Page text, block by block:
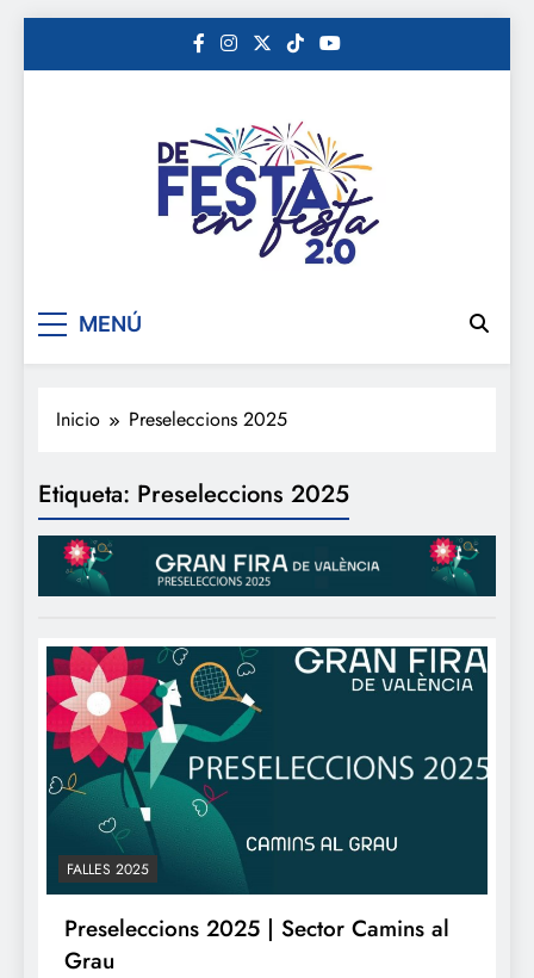
De festa en festa 2.0
MENÚ
Inicio Preseleccions 2025
Etiqueta: Preseleccions 2025
FALLES 2025
Preseleccions 2025 | Sector Camins al
Grau